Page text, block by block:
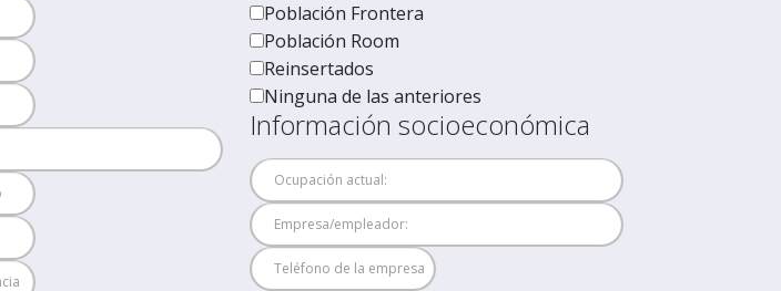
Población Frontera
Población Room
Reinsertados
Ninguna de las anteriores
Información socioeconómica